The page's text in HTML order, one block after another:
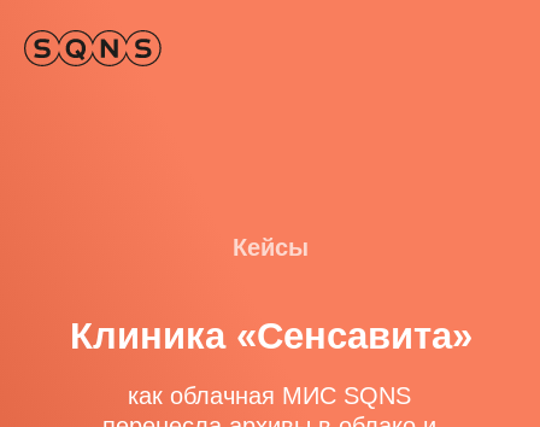
Клиника «Сенсавита»
увеличила прибыль на 50%